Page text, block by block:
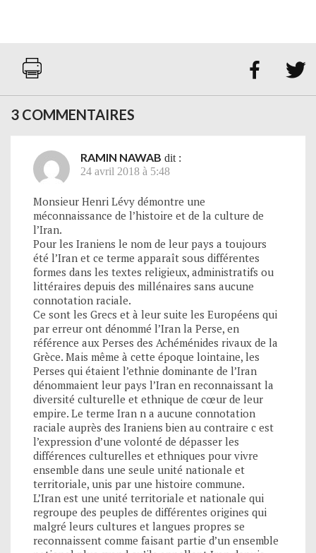
 
3 COMMENTAIRES
RAMIN NAWAB dit :
24 avril 2018 à 5:48
Monsieur Henri Lévy démontre une
méconnaissance de l’histoire et de la culture de
l’Iran.
Pour les Iraniens le nom de leur pays a toujours
été l’Iran et ce terme apparaît sous différentes
formes dans les textes religieux, administratifs ou
littéraires depuis des millénaires sans aucune
connotation raciale.
Ce sont les Grecs et à leur suite les Européens qui
par erreur ont dénommé l’Iran la Perse, en
référence aux Perses des Achéménides rivaux de la
Grèce. Mais même à cette époque lointaine, les
Perses qui étaient l’ethnie dominante de l’Iran
dénommaient leur pays l’Iran en reconnaissant la
diversité culturelle et ethnique de cœur de leur
empire. Le terme Iran n a aucune connotation
raciale auprès des Iraniens bien au contraire c est
l’expression d’une volonté de dépasser les
différences culturelles et ethniques pour vivre
ensemble dans une seule unité nationale et
territoriale, unis par une histoire commune.
L’Iran est une unité territoriale et nationale qui
regroupe des peuples de différentes origines qui
malgré leurs cultures et langues propres se
reconnaissent comme faisant partie d’un ensemble